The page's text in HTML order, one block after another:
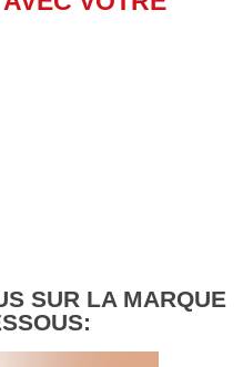
SUR LA MARQUE